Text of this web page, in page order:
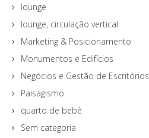
lounge
lounge, circulação vertical
Marketing & Posicionamento
Monumentos e Edifícios
Negócios e Gestão de Escritórios
Paisagismo
quarto de bebê
Sem categoria